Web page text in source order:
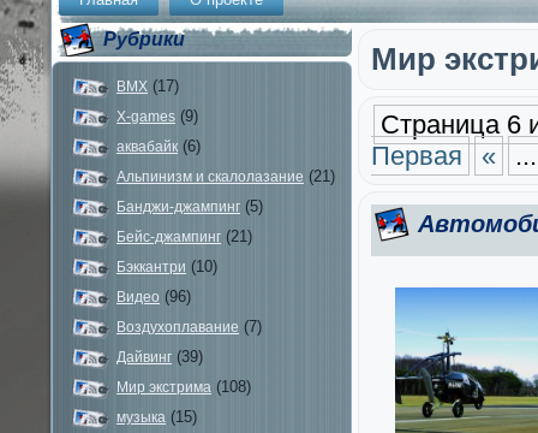
Рубрики
BMX (17)
X-games (9)
аквабайк (6)
Альпинизм и скалолазание (21)
Банджи-джампинг (5)
Бейс-джампинг (21)
Бэккантри (10)
Видео (96)
Воздухоплавание (7)
Дайвинг (39)
Мир экстрима (108)
музыка (15)
Мир
Страница 6
Первая
« ...